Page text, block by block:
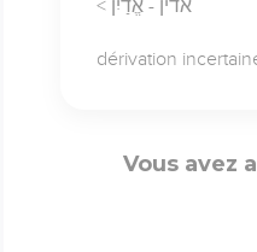
< אדין - אֱדַיִן
dérivation
Vous avez